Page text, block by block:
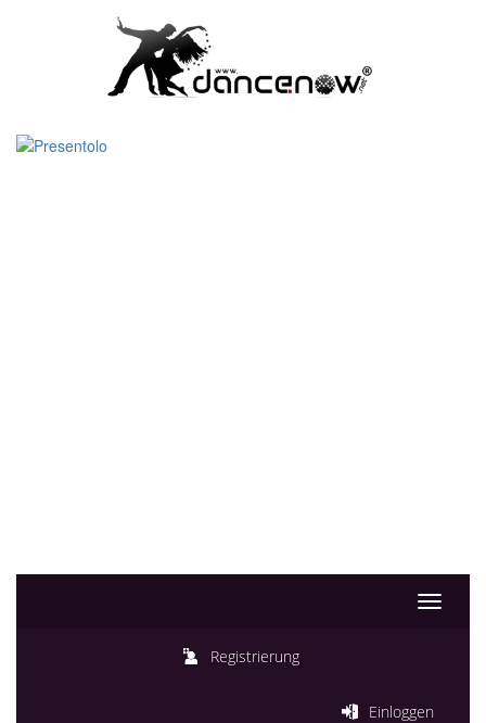
Toggle
Registrierung
Einloggen